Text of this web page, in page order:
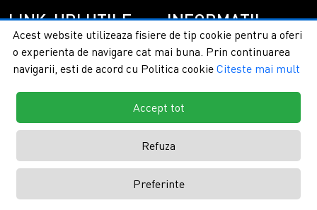
LINK-URI UTILE
Acasa
Despre noi
Formular retur
INFORMATII
Garantie si service
Detalii livrare
Termeni si conditii
Copyright © 2026 - ColumnaShop |
magazine online by ITeXclusiv.ro
Acest website utilizeaza fisiere de tip cookie pentru a oferi
o experienta de navigare cat mai buna. Prin continuarea
navigarii, esti de acord cu Politica cookie Citeste mai mult
Accept tot
Refuza
Preferinte